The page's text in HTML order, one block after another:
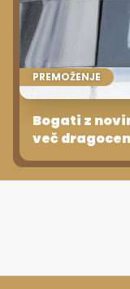
PREMOŽENJE
Bogati z
več